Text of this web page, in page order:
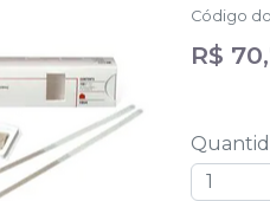
Código
R$